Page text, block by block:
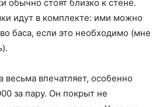
обычно стоят близко к стене.
идут в комплекте: ими можно
баса, если это необходимо (мне
впечатляет, особенно
за пару. Он покрыт не